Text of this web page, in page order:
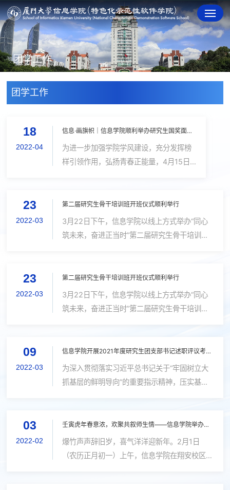
团学工作
团学工作
18
2022-04
信息·画旗帜｜信息学院顺利举办研究生国奖面对面分享会
为进一步加强学院学风建设，充分发挥榜
样引领作用，弘扬青春正能量，4月15日
会邀请到来自人工智能系的2018级优秀博
士研究生林明宝...
23
2022-03
第二届研究生骨干培训班开班仪式顺利举行
3月22日下午，信息学院以线上方式举办“同心
筑未来，奋进正当时”第二届研究生骨干培训班
次开班仪式。 会上，龙坚毅老师向在...
23
2022-03
第二届研究生骨干培训班开班仪式顺利举行
3月22日下午，信息学院以线上方式举办“同心
筑未来，奋进正当时”第二届研究生骨干培训班
次开班仪式。 会上，龙坚毅老师向在...
09
2022-03
信息学院开展2021年度研究生团支部书记述职评议考核会议
为深入贯彻落实习近平总书记关于“牢固树立大
抓基层的鲜明导向”的重要指示精神，压实基层
午，信息学院团委于海韵园行政楼A306会...
03
2022-02
壬寅虎年春意浓，欢聚共叙师生情——信息学院举办翔安校区留校师生新年茶话会
爆竹声声辞旧岁，喜气洋洋迎新年。2月1日
（农历正月初一）上午，信息学院在翔安校区新